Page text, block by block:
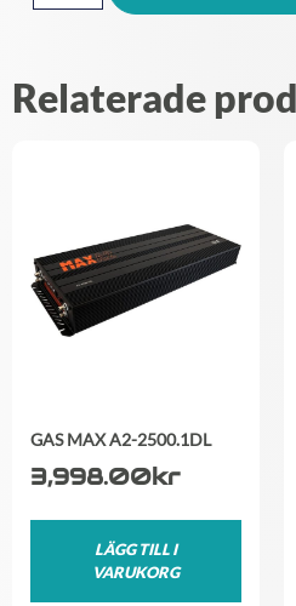
Relaterade
GAS MAX A2-2500.1DL
3,998.00kr
LÄGG TILL I
VARUKORG